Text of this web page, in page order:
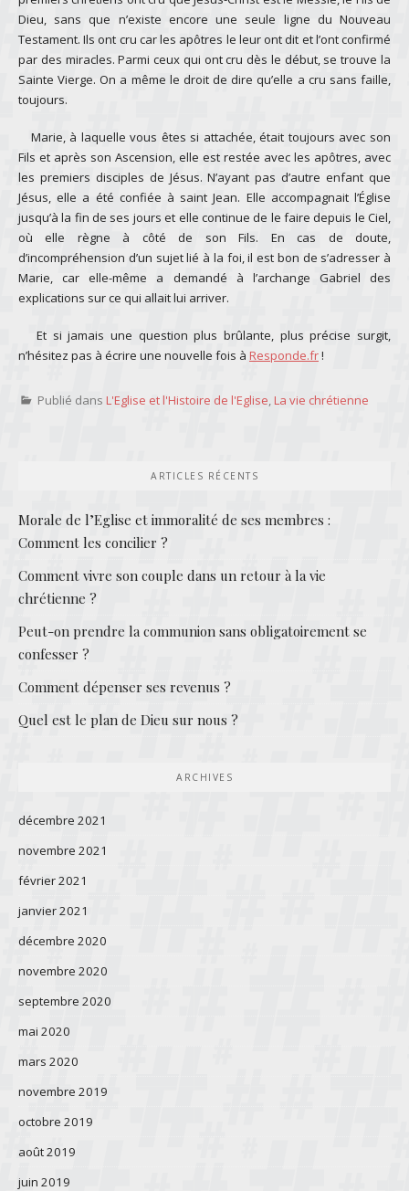
Dieu, sans que n’existe encore une seule ligne du Nouveau
Testament. Ils ont cru car les apôtres le leur ont dit et l’ont confirmé
par des miracles. Parmi ceux qui ont cru dès le début, se trouve la
Sainte Vierge. On a même le droit de dire qu’elle a cru sans faille,
toujours.
Marie, à laquelle vous êtes si attachée, était toujours avec son
Fils et après son Ascension, elle est restée avec les apôtres, avec
les premiers disciples de Jésus. N’ayant pas d’autre enfant que
Jésus, elle a été confiée à saint Jean. Elle accompagnait l’Église
jusqu’à la fin de ses jours et elle continue de le faire depuis le Ciel,
où elle règne à côté de son Fils. En cas de doute,
d’incompréhension d’un sujet lié à la foi, il est bon de s’adresser à
Marie, car elle-même a demandé à l’archange Gabriel des
explications sur ce qui allait lui arriver.
Et si jamais une question plus brûlante, plus précise surgit,
n’hésitez pas à écrire une nouvelle fois à Responde.fr!
Publié dans L'Eglise et l'Histoire de l'Eglise, La vie chrétienne
ARTICLES RÉCENTS
Morale de l’Eglise et immoralité de ses membres :
Comment les concilier ?
Comment vivre son couple dans un retour à la vie
chrétienne ?
Peut-on prendre la communion sans obligatoirement se
confesser ?
Comment dépenser ses revenus ?
Quel est le plan de Dieu sur nous ?
ARCHIVES
décembre 2021
novembre 2021
février 2021
janvier 2021
décembre 2020
novembre 2020
septembre 2020
mai 2020
mars 2020
novembre 2019
octobre 2019
août 2019
juin 2019